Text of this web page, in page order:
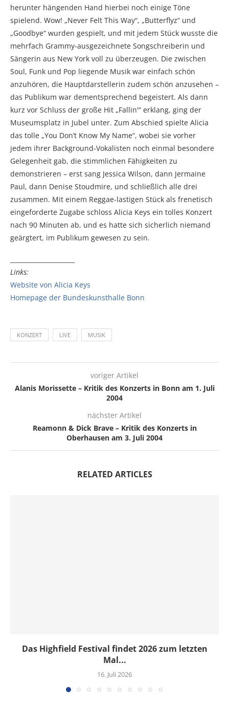
herunter hängenden Hand hierbei noch einige Töne
spielend. Wow! „Never Felt This Way“, „Butterflyz“ und
„Goodbye“ wurden gespielt, und mit jedem Stück wusste die
mehrfach Grammy-ausgezeichnete Songschreiberin und
Sängerin aus New York voll zu überzeugen. Die zwischen
Soul, Funk und Pop liegende Musik war einfach schön
anzuhören, die Hauptdarstellerin zudem schön anzusehen –
das Publikum war dementsprechend begeistert. Als dann
kurz vor Schluss der große Hit „Fallin'“ erklang, ging der
Museumsplatz in Jubel unter. Zum Abschied spielte Alicia
das tolle „You Don’t Know My Name“, wobei sie vorher
jedem ihrer Background-Vokalisten noch einmal besondere
Gelegenheit gab, die stimmlichen Fähigkeiten zu
demonstrieren – erst sang Jessica Wilson, dann Jermaine
Paul, dann Denise Stoudmire, und schließlich alle drei
zusammen. Mit einem Reggae-lastigen Stück als frenetisch
eingeforderte Zugabe schloss Alicia Keys ein tolles Konzert
nach 90 Minuten ab, und es hatte sich sicherlich niemand
geärgtert, im Publikum gewesen zu sein.
Links:
Website von Alicia Keys
Homepage der Bundeskunsthalle Bonn
KONZERT LIVE MUSIK
voriger Artikel
Alanis Morissette – Kritik des Konzerts in Bonn am 1. Juli
2004
nächster Artikel
Reamonn & Dick Brave – Kritik des Konzerts in
Oberhausen am 3. Juli 2004
RELATED ARTICLES
Das Highfield Festival findet 2026 zum letzten
Mal...
16. Juli 2026